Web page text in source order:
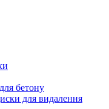
бетону
для видалення